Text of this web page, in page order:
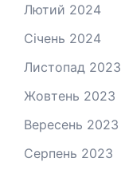
Лютий 2024
Січень 2024
Листопад 2023
Жовтень 2023
Вересень 2023
Серпень 2023